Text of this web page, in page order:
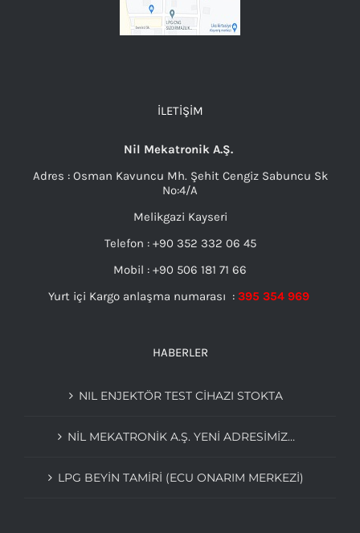
İLETIŞIM
Nil Mekatronik A.Ş.
Adres : Osman Kavuncu Mh. Şehit Cengiz Sabuncu Sk
No:4/A
Melikgazi Kayseri
Telefon : +90 352 332 06 45
Mobil : +90 506 181 71 66
Yurt içi Kargo anlaşma numarası : 395 354 969
HABERLER
NIL ENJEKTÖR TEST CİHAZI STOKTA
NIL MEKATRONIK A.Ş. YENI ADRESIMIZ…
LPG BEYIN TAMIRI (ECU ONARIM MERKEZI)